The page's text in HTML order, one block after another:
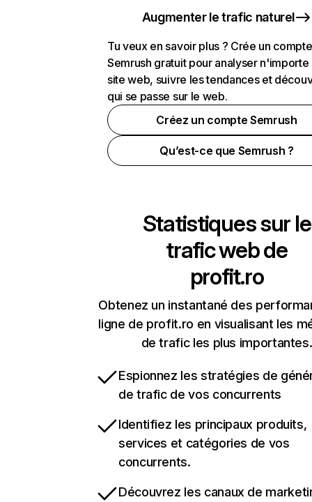
Augmenter le trafic naturel
Tu veux en savoir plus ? Crée un compte
Semrush gratuit pour analyser n'importe
site web, suivre les tendances et
qui se passe sur le web.
Créez un compte Semrush
Qu’est-ce que Semrush ?
Statistiques sur le
trafic web de
profit.ro
Obtenez un instantané des
ligne de profit.ro en visualisant les
de trafic les plus importantes.
Espionnez les stratégies de
de trafic de vos concurrents
Identifiez les principaux produits,
services et catégories de vos
concurrents.
Découvrez les canaux de